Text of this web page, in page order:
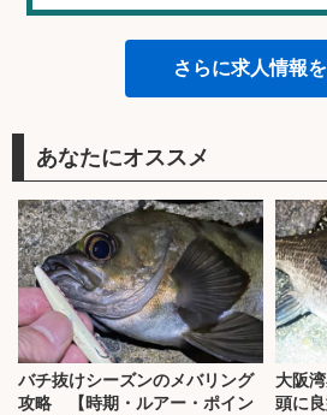
さらに求人情報
あなたにオススメ
バチ抜けシーズンのメバリング
攻略 【時期・ルアー・ポイン
大阪
頭に